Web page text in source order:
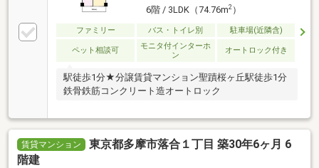
6階 / 3LDK（74.76m2）
ファミリー バス・トイレ別 駐車場(近隣含)
ペット相談可
モニタ付インターホ
ン
オートロック付き
駅徒歩1分★分譲賃貸マンション聖蹟桜ヶ丘駅徒歩1分
鉄骨鉄筋コンクリート造オートロック
賃貸マンション
東京都多摩市落合１丁目 築30年6ヶ月 6
階建